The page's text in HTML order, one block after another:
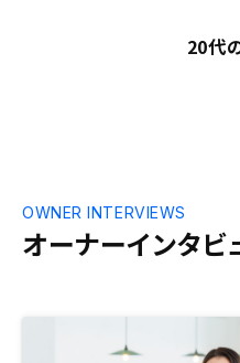
20代
オーナーインタビ
OWNER INTERVIEWS